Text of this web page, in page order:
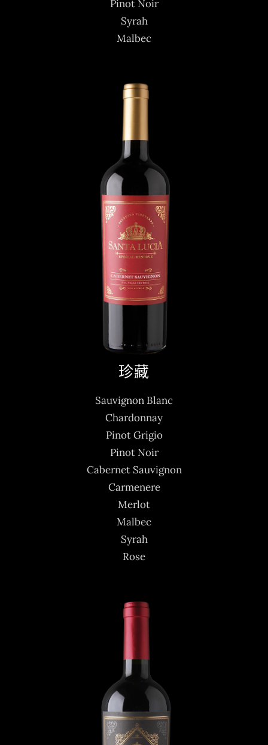
Pinot Noir
Syrah
Malbec
珍藏
Sauvignon Blanc
Chardonnay
Pinot Grigio
Pinot Noir
Cabernet Sauvignon
Carmenere
Merlot
Malbec
Syrah
Rose